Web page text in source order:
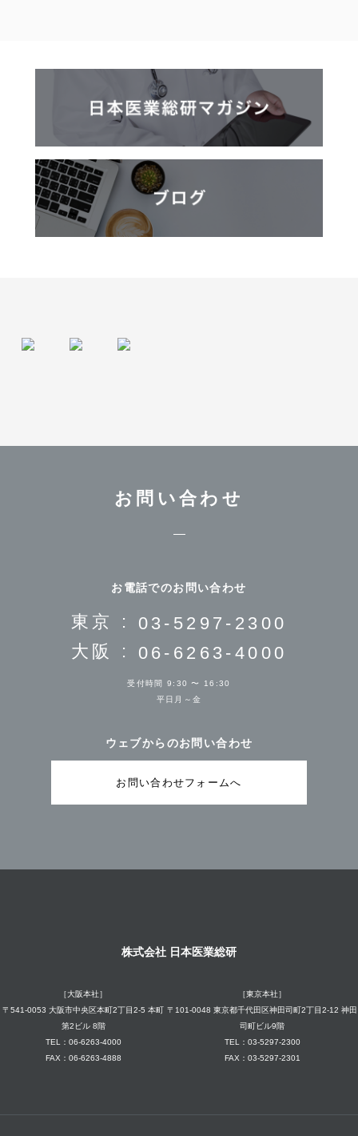
お問い合わせ
お電話でのお問い合わせ
東京 : 03-5297-2300
大阪 : 06-6263-4000
受付時間 9:30 〜 16:30
平日月～金
ウェブからのお問い合わせ
お問い合わせフォームへ
株式会社 日本医業総研
［大阪本社］
〒541-0053 大阪市中央区本町2丁目2-5 本町
第2ビル 8階
TEL：06-6263-4000
FAX：06-6263-4888
［東京本社］
〒101-0048 東京都千代田区神田司町2丁目2-12 神田
司町ビル9階
TEL：03-5297-2300
FAX：03-5297-2301